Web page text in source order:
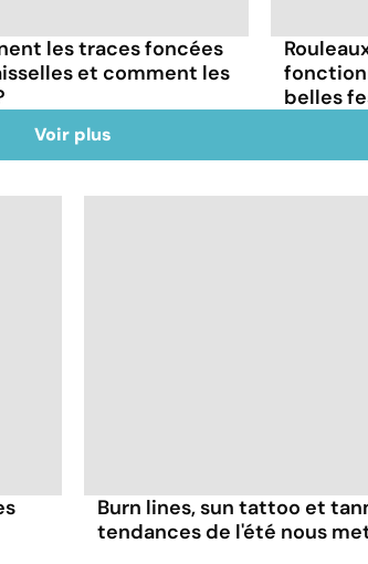
les traces foncées
et comment les
belles
Voir plus
Burn lines, sun tattoo et
tendances de l'été nous